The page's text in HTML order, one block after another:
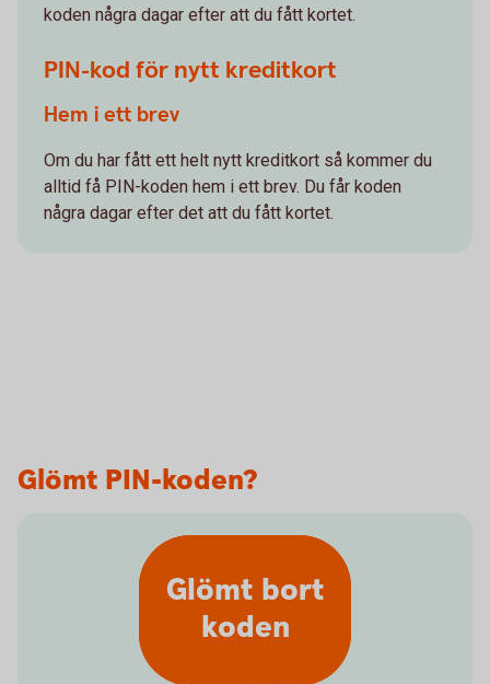
koden några dagar efter att du fått kortet.
PIN-kod för nytt kreditkort
Hem i ett brev
Om du har fått ett helt nytt kreditkort så kommer du
alltid få PIN-koden hem i ett brev. Du får koden
några dagar efter det att du fått kortet.
Glömt PIN-koden?
Glömt bort
koden